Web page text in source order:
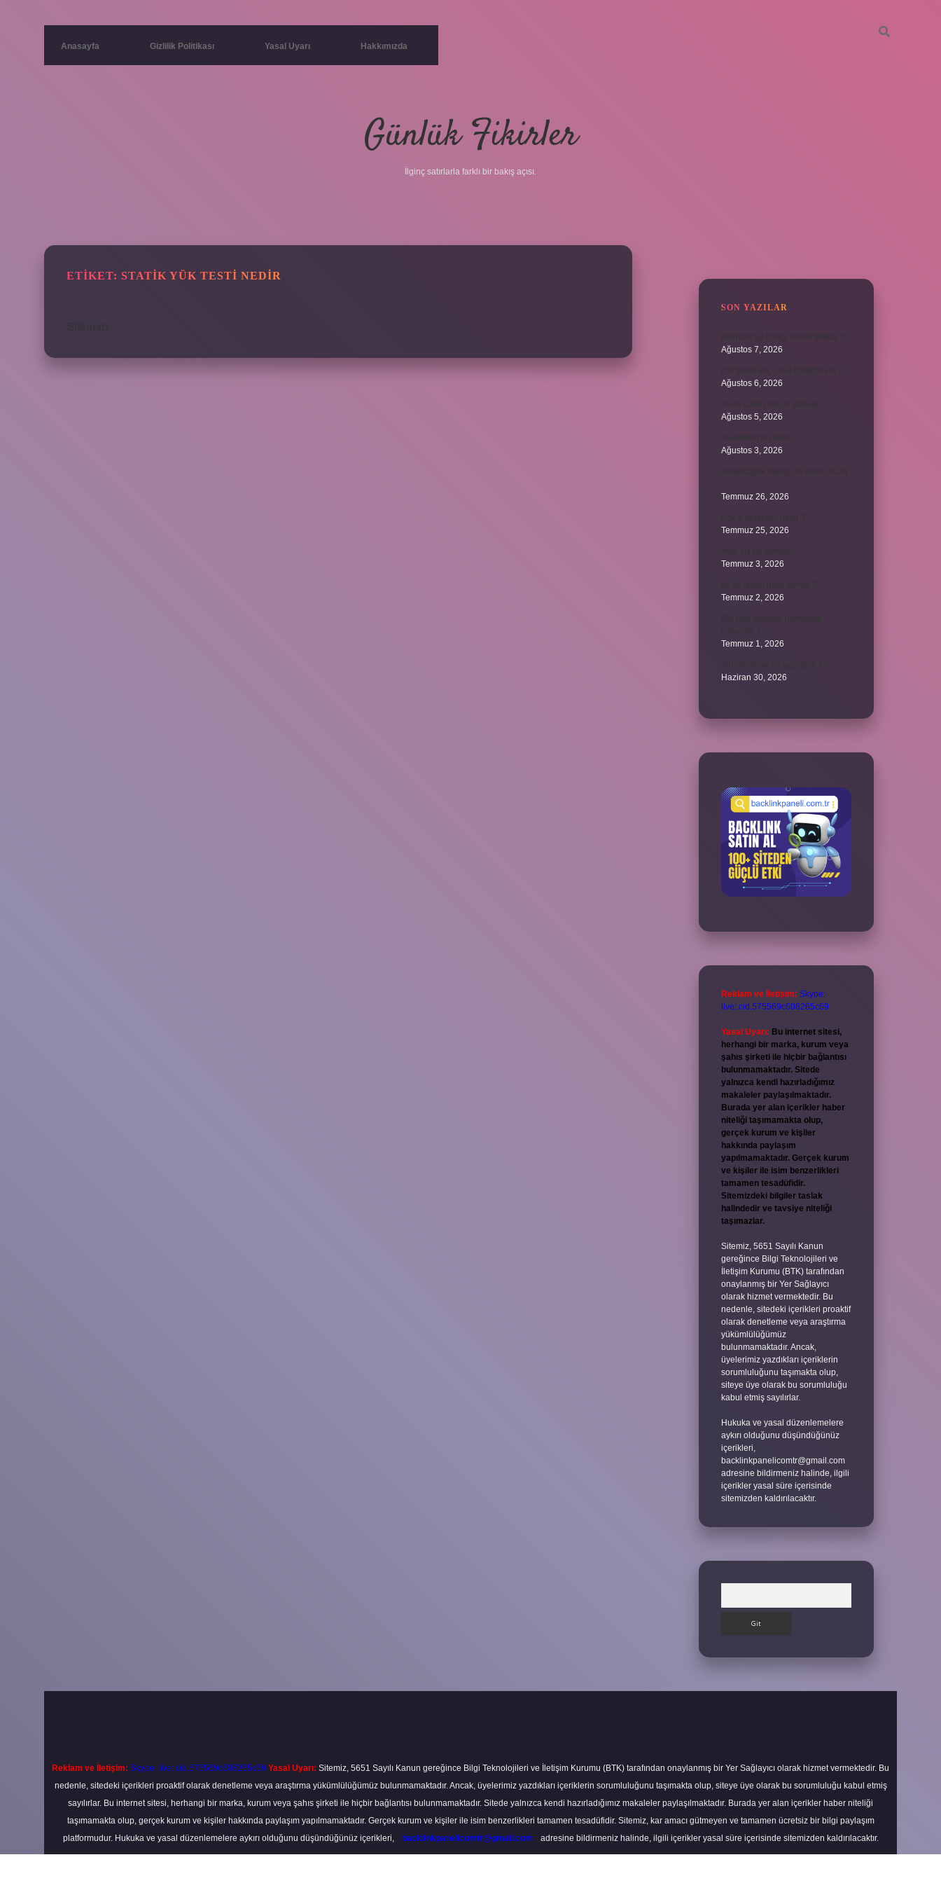
Anasayfa Gizlilik Politikası Yasal Uyarı Hakkımızda
Günlük Fikirler
İlginç satırlarla farklı bir bakış açısı.
ETIKET: STATIK YÜK TESTI NEDIR
SON YAZILAR
Ağustos 7, 2026
Ağustos 6, 2026
Ağustos 5, 2026
Ağustos 3, 2026
Temmuz 26, 2026
Temmuz 25, 2026
Temmuz 3, 2026
Temmuz 2, 2026
Temmuz 1, 2026
Haziran 30, 2026
Reklam ve İletişim: Skype:
live:.cid.575569c608265c69
Yasal Uyarı: Bu internet sitesi,
herhangi bir marka, kurum veya
şahıs şirketi ile hiçbir bağlantısı
bulunmamaktadır. Sitede
yalnızca kendi hazırladığımız
makaleler paylaşılmaktadır.
Burada yer alan içerikler haber
niteliği taşımamakta olup,
gerçek kurum ve kişiler
hakkında paylaşım
yapılmamaktadır. Gerçek kurum
ve kişiler ile isim benzerlikleri
tamamen tesadüfidir.
Sitemizdeki bilgiler taslak
halindedir ve tavsiye niteliği
taşımazlar.
Sitemiz, 5651 Sayılı Kanun
gereğince Bilgi Teknolojileri ve
İletişim Kurumu (BTK) tarafından
onaylanmış bir Yer Sağlayıcı
olarak hizmet vermektedir. Bu
nedenle, sitedeki içerikleri proaktif
olarak denetleme veya araştırma
yükümlülüğümüz
bulunmamaktadır. Ancak,
üyelerimiz yazdıkları içeriklerin
sorumluluğunu taşımakta olup,
siteye üye olarak bu sorumluluğu
kabul etmiş sayılırlar.
Hukuka ve yasal düzenlemelere
aykırı olduğunu düşündüğünüz
içerikleri,
backlinkpanelicomtr@gmail.com
adresine bildirmeniz halinde, ilgili
içerikler yasal süre içerisinde
sitemizden kaldırılacaktır.
Reklam ve İletişim: Skype: live:.cid.575569c608265c69 Yasal Uyarı: Sitemiz, 5651 Sayılı Kanun gereğince Bilgi Teknolojileri ve İletişim Kurumu (BTK) tarafından onaylanmış bir Yer Sağlayıcı olarak hizmet vermektedir. Bu
nedenle, sitedeki içerikleri proaktif olarak denetleme veya araştırma yükümlülüğümüz bulunmamaktadır. Ancak, üyelerimiz yazdıkları içeriklerin sorumluluğunu taşımakta olup, siteye üye olarak bu sorumluluğu kabul etmiş
sayılırlar. Bu internet sitesi, herhangi bir marka, kurum veya şahıs şirketi ile hiçbir bağlantısı bulunmamaktadır. Sitede yalnızca kendi hazırladığımız makaleler paylaşılmaktadır. Burada yer alan içerikler haber niteliği
taşımamakta olup, gerçek kurum ve kişiler hakkında paylaşım yapılmamaktadır. Gerçek kurum ve kişiler ile isim benzerlikleri tamamen tesadüfidir. Sitemiz, kar amacı gütmeyen ve tamamen ücretsiz bir bilgi paylaşım
platformudur. Hukuka ve yasal düzenlemelere aykırı olduğunu düşündüğünüz içerikleri,
backlinkpanelicomtr@gmail.com adresine bildirmeniz halinde, ilgili içerikler yasal süre içerisinde sitemizden kaldırılacaktır.